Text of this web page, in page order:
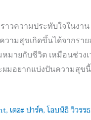
วความประทับใจในงาน
วามสุขเกิดขึ้นได้จากราย
มายกับชีวิต เหมือนช่วงเ
ผมอยากแบ่งปันความสุข